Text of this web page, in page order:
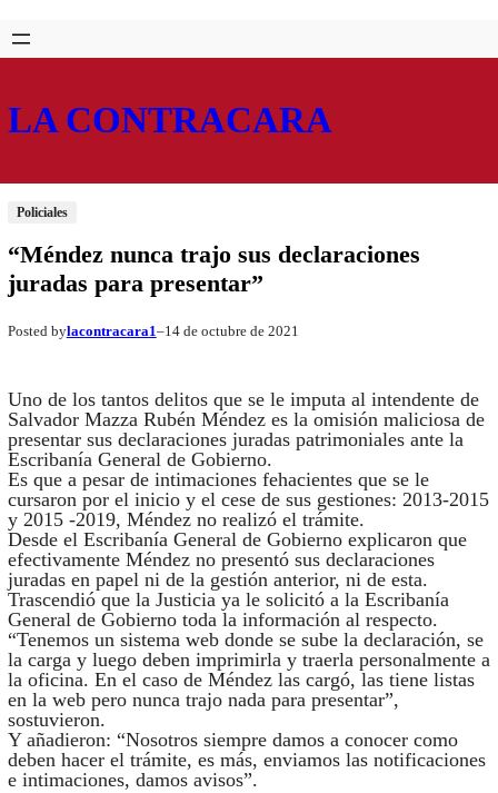
Saltar
al
Skip
to
LA CONTRACARA
Policiales
“Méndez nunca trajo sus declaraciones
juradas para presentar”
Posted bylacontracara1–14 de octubre de 2021
Uno de los tantos delitos que se le imputa al intendente de
Salvador Mazza Rubén Méndez es la omisión maliciosa de
presentar sus declaraciones juradas patrimoniales ante la
Escribanía General de Gobierno.
Es que a pesar de intimaciones fehacientes que se le
cursaron por el inicio y el cese de sus gestiones: 2013-2015
y 2015 -2019, Méndez no realizó el trámite.
Desde el Escribanía General de Gobierno explicaron que
efectivamente Méndez no presentó sus declaraciones
juradas en papel ni de la gestión anterior, ni de esta.
Trascendió que la Justicia ya le solicitó a la Escribanía
General de Gobierno toda la información al respecto.
“Tenemos un sistema web donde se sube la declaración, se
la carga y luego deben imprimirla y traerla personalmente a
la oficina. En el caso de Méndez las cargó, las tiene listas
en la web pero nunca trajo nada para presentar”,
sostuvieron.
Y añadieron: “Nosotros siempre damos a conocer como
deben hacer el trámite, es más, enviamos las notificaciones
e intimaciones, damos avisos”.